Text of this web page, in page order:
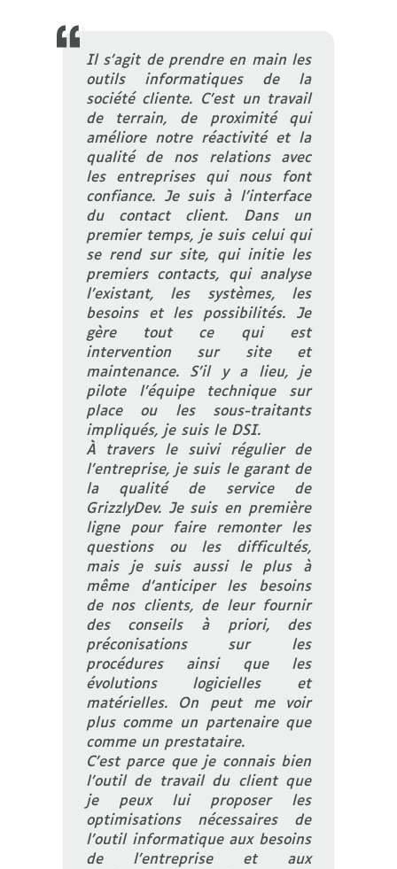
Il s’agit de prendre en main les
outils informatiques de la
société cliente. C’est un travail
de terrain, de proximité qui
améliore notre réactivité et la
qualité de nos relations avec
les entreprises qui nous font
confiance. Je suis à l’interface
du contact client. Dans un
premier temps, je suis celui qui
se rend sur site, qui initie les
premiers contacts, qui analyse
l’existant, les systèmes, les
besoins et les possibilités. Je
gère tout ce qui est
intervention sur site et
maintenance. S’il y a lieu, je
pilote l’équipe technique sur
place ou les sous-traitants
impliqués, je suis le DSI.
À travers le suivi régulier de
l’entreprise, je suis le garant de
la qualité de service de
GrizzlyDev. Je suis en première
ligne pour faire remonter les
questions ou les difficultés,
mais je suis aussi le plus à
même d’anticiper les besoins
de nos clients, de leur fournir
des conseils à priori, des
préconisations sur les
procédures ainsi que les
évolutions logicielles et
matérielles. On peut me voir
plus comme un partenaire que
comme un prestataire.
C’est parce que je connais bien
l’outil de travail du client que
je peux lui proposer les
optimisations nécessaires de
l’outil informatique aux besoins
de l’entreprise et aux